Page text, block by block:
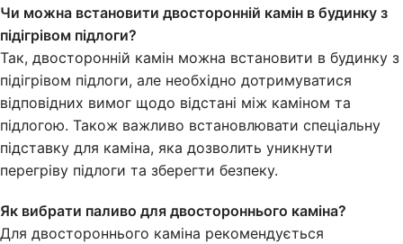
Чи можна встановити двосторонній камін в будинку з
підігрівом підлоги?
Так, двосторонній камін можна встановити в будинку з
підігрівом підлоги, але необхідно дотримуватися
відповідних вимог щодо відстані між каміном та
підлогою. Також важливо встановлювати спеціальну
підставку для каміна, яка дозволить уникнути
перегріву підлоги та зберегти безпеку.
Як вибрати паливо для двостороннього каміна?
Для двостороннього каміна рекомендується